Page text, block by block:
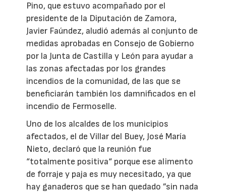
Pino, que estuvo acompañado por el
presidente de la Diputación de Zamora,
Javier Faúndez, aludió además al conjunto de
medidas aprobadas en Consejo de Gobierno
por la Junta de Castilla y León para ayudar a
las zonas afectadas por los grandes
incendios de la comunidad, de las que se
beneficiarán también los damnificados en el
incendio de Fermoselle.
Uno de los alcaldes de los municipios
afectados, el de Villar del Buey, José María
Nieto, declaró que la reunión fue
“totalmente positiva“ porque ese alimento
de forraje y paja es muy necesitado, ya que
hay ganaderos que se han quedado ”sin nada